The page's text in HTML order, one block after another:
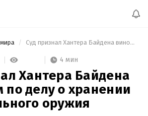
Суд признал Хантера Байдена виновным по делу о хранении огнестрельного оружия
4 мин
Хантера Байдена
делу о хранении
оружия